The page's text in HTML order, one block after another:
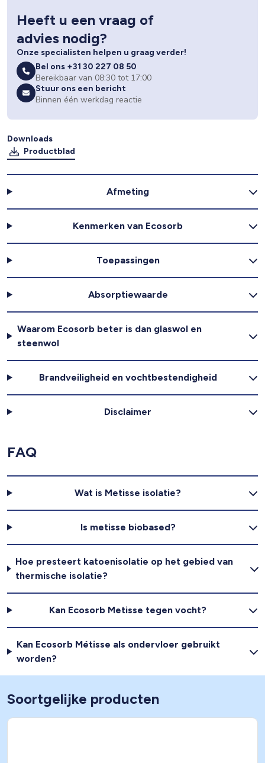
Heeft u een vraag of
advies nodig?
Onze specialisten helpen u graag verder!
Bel ons +31 30 227 08 50
Bereikbaar van 08:30 tot 17:00
Stuur ons een bericht
Binnen één werkdag reactie
Downloads
Productblad
Afmeting
Kenmerken van Ecosorb
Toepassingen
Absorptiewaarde
Waarom Ecosorb beter is dan glaswol en
steenwol
Brandveiligheid en vochtbestendigheid
Disclaimer
FAQ
Wat is Metisse isolatie?
Is metisse biobased?
Hoe presteert katoenisolatie op het gebied van
thermische isolatie?
Kan Ecosorb Metisse tegen vocht?
Kan Ecosorb Métisse als ondervloer gebruikt
worden?
Soortgelijke producten